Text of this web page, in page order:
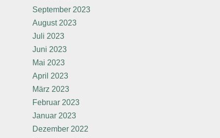
September 2023
August 2023
Juli 2023
Juni 2023
Mai 2023
April 2023
März 2023
Februar 2023
Januar 2023
Dezember 2022